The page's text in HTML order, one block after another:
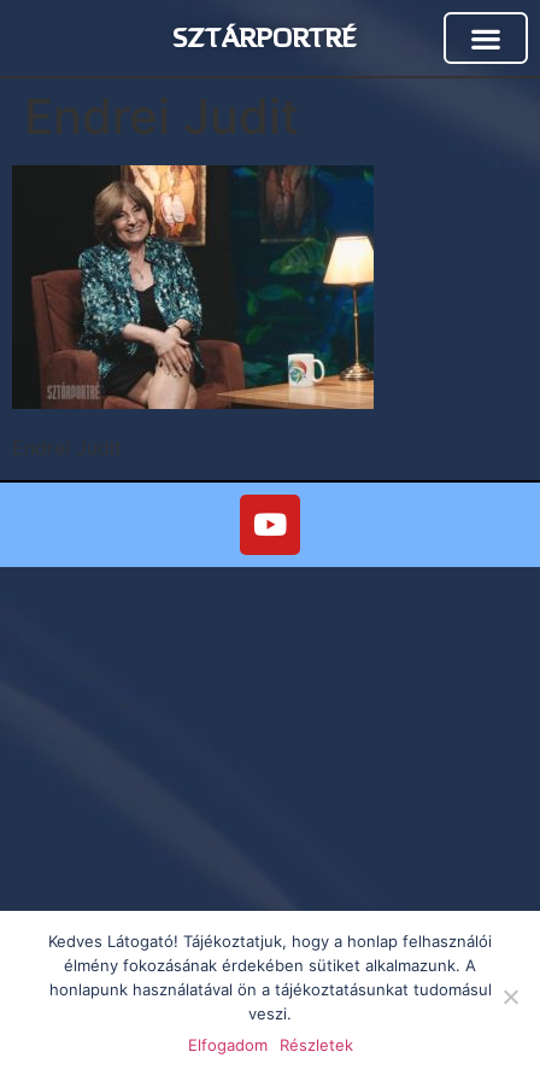
SZTÁRPORTRÉ
Endrei Judit
Endrei Judit
Kedves Látogató! Tájékoztatjuk, hogy a honlap felhasználói
élmény fokozásának érdekében sütiket alkalmazunk. A
honlapunk használatával ön a tájékoztatásunkat tudomásul
veszi.
Elfogadom
Részletek